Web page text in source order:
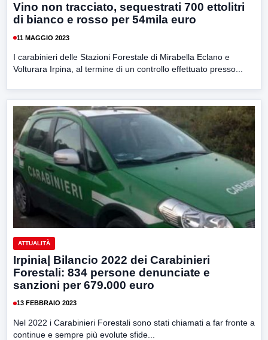
Vino non tracciato, sequestrati 700 ettolitri
di bianco e rosso per 54mila euro
11 MAGGIO 2023
I carabinieri delle Stazioni Forestale di Mirabella Eclano e
Volturara Irpina, al termine di un controllo effettuato presso...
ATTUALITÀ
Irpinia| Bilancio 2022 dei Carabinieri
Forestali: 834 persone denunciate e
sanzioni per 679.000 euro
13 FEBBRAIO 2023
Nel 2022 i Carabinieri Forestali sono stati chiamati a far fronte a
continue e sempre più evolute sfide...